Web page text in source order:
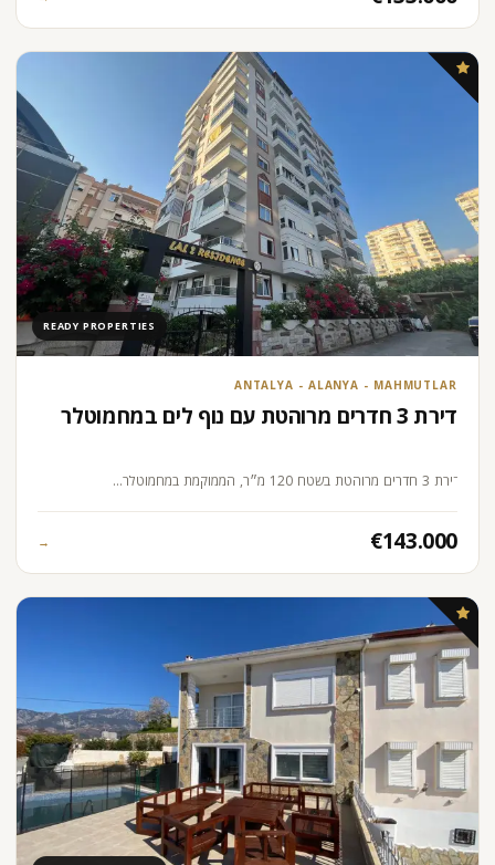
READY PROPERTIES
ANTALYA - ALANYA - MAHMUTLAR
דירת 3 חדרים מרוהטת עם נוף לים במחמוטלר
דירת 3 חדרים מרוהטת בשטח 120 מ״ר, הממוקמת במחמוטלר…
€143.000
→